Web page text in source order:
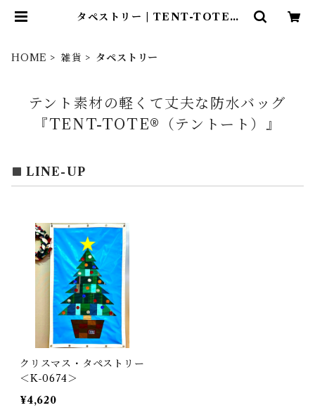
タペストリー | TENT-TOTE®
HOME 雑貨 タペストリー
テント素材の軽くて丈夫な防水バッグ
『TENT-TOTE®（テントート）』
LINE-UP
クリスマス・タペストリー
＜K-0674＞
¥4,620